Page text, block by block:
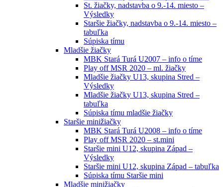
St. žiačky, nadstavba o 9.-14. miesto –
Výsledky
Staršie žiačky, nadstavba o 9.-14. miesto –
tabuľka
Súpiska tímu
Mladšie žiačky
MBK Stará Turá U2007 – info o tíme
Play off MSR 2020 – ml. žiačky
Mladšie žiačky U13, skupina Stred –
Výsledky
Mladšie žiačky U13, skupina Stred –
tabuľka
Súpiska tímu mladšie žiačky
Staršie minižiačky
MBK Stará Turá U2008 – info o tíme
Play off MSR 2020 – st.mini
Staršie mini U12, skupina Západ –
Výsledky
Staršie mini U12, skupina Západ – tabuľka
Súpiska tímu Staršie mini
Mladšie minižiačky